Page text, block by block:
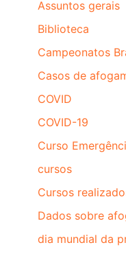
Assuntos gerais
Biblioteca
Campeonatos
Casos de
COVID
COVID-19
Curso
cursos
Cursos
Dados sobre
dia mundial da